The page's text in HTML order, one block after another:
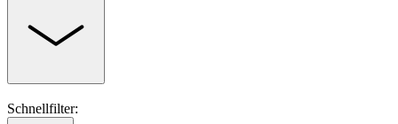
Schnellfilter: